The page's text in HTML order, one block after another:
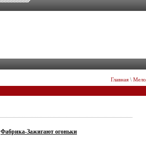
Главная \
Фабрика-Зажигают огоньки